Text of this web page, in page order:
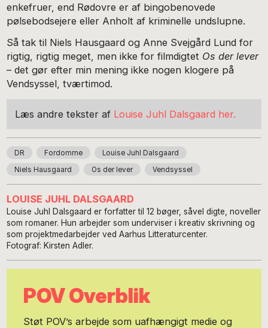
enkefruer, end Rødovre er af bingobenovede
pølsebodsejere eller Anholt af kriminelle undslupne.
Så tak til Niels Hausgaard og Anne Svejgård Lund for
rigtig, rigtig meget, men ikke for filmdigtet Os der lever
– det gør efter min mening ikke nogen klogere på
Vendsyssel, tværtimod.
Læs andre tekster afLouise Juhl Dalsgaard her.
DR Fordomme Louise Juhl Dalsgaard
Niels Hausgaard Os der lever Vendsyssel
LOUISE JUHL DALSGAARD
Louise Juhl Dalsgaard er forfatter til 12 bøger, såvel digte, noveller
som romaner. Hun arbejder som underviser i kreativ skrivning og
som projektmedarbejder ved Aarhus Litteraturcenter.
Fotograf: Kirsten Adler.
POV Overblik
Støt POV’s arbejde som uafhængigt medie og